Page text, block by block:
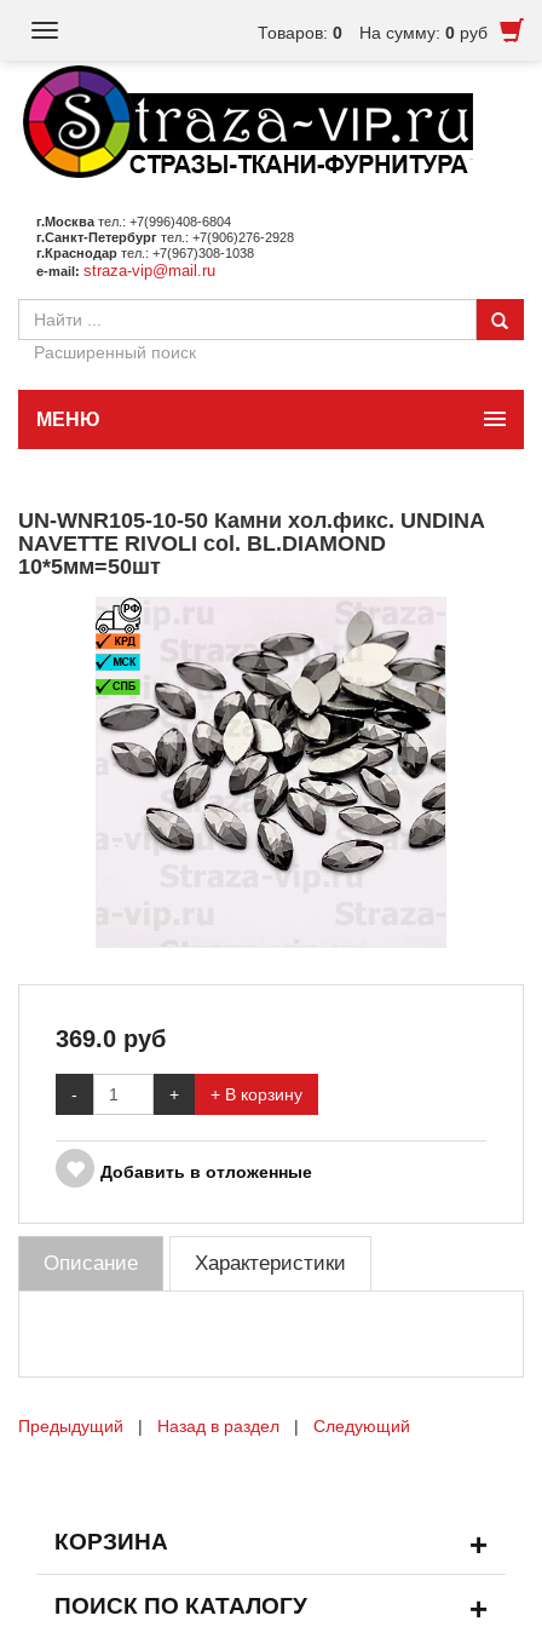
Товаров: 0 На сумму: 0 руб
Toggle
г.Москва тел.: +7(996)408-6804
г.Санкт-Петербург тел.: +7(906)276-2928
г.Краснодар тел.: +7(967)308-1038
e-mail: straza-vip@mail.ru
Расширенный поиск
МЕНЮ
UN-WNR105-10-50 Камни хол.фикс. UNDINA
NAVETTE RIVOLI col. BL.DIAMOND
10*5мм=50шт
369.0 руб
- + + В корзину
Добавить в отложенные
Описание Характеристики
Предыдущий | Назад в раздел | Следующий
КОРЗИНА +
ПОИСК ПО КАТАЛОГУ +